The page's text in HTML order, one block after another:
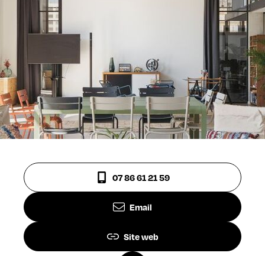
07 86 61 21 59
Email
Site web